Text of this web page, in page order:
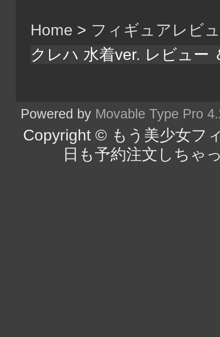
Home > フィギュアレビ
クレハ 水着ver. レビュー
Powered by Movable Type Pro
Copyright © もう美少女フ
日も予約注文しちゃ